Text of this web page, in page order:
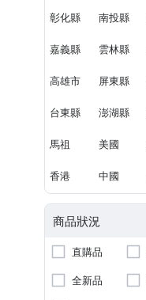
彰化縣 南投縣
嘉義縣 雲林縣
高雄市 屏東縣
台東縣 澎湖縣
馬祖 美國
香港 中國
商品狀況
直購品
全新品